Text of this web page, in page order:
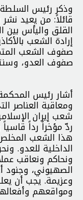
وذكر رئيس
قائلاً: من يعيد
القلق واليأس
إرادة الشعب
صفوف الشعب
صفوف العدو،
أشار رئيس
ومعاقبة العناصر
شعب إيران
ردّ مؤخراً رداً
هذا الشعب المخلص
الداخلية للعدو.
ونحاكم ونعاقب
الصهيوني، وجنود
وعزيمة. يجب أن
ومواقعهم